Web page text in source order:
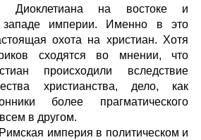
Диоклетиана на востоке и
западе империи. Именно в это
охота на христиан. Хотя
сходятся во мнении, что
происходили вследствие
христианства, дело, как
более прагматического
в другом.
империя в политическом и